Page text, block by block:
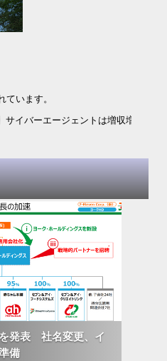
います。
サイバーエージェントは増収増益
発表 社名変更、イ
備